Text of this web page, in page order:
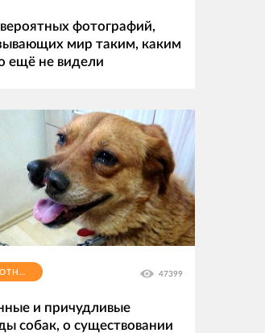
фотографий,
мир таким, каким
ещё не видели
ЖИВОТНЫЕ 47399
и причудливые
собак, о существовании